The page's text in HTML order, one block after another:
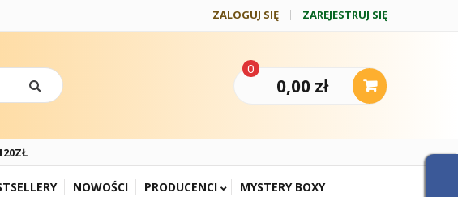
ZALOGUJ SIĘ ZAREJESTRUJ SIĘ
0
0,00 zł
NOWOŚCI PRODUCENCI MYSTERY BOXY